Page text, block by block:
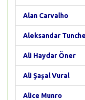
Alan Carvalho
Aleksandar
Ali Haydar Öner
Ali Şaşal Vural
Alice Munro